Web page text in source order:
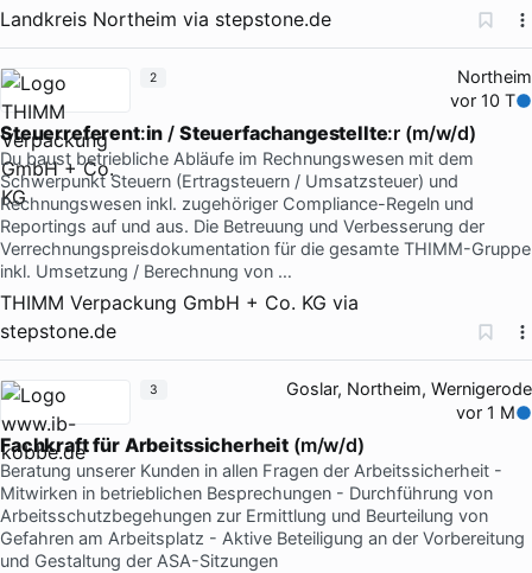
Landkreis Northeim via stepstone.de
Northeim
vor 10 T
Steuerreferent:in / Steuerfachangestellte:r (m/w/d)
Du baust betriebliche Abläufe im Rechnungswesen mit dem
Schwerpunkt Steuern (Ertragsteuern / Umsatzsteuer) und
Rechnungswesen inkl. zugehöriger Compliance-Regeln und
Reportings auf und aus. Die Betreuung und Verbesserung der
Verrechnungspreisdokumentation für die gesamte THIMM-Gruppe
inkl. Umsetzung / Berechnung von …
THIMM Verpackung GmbH + Co. KG via
stepstone.de
2
Goslar, Northeim, Wernigerode
vor 1 M
Fachkraftfür Arbeitssicherheit (m/w/d)
Beratung unserer Kunden in allen Fragen der Arbeitssicherheit -
Mitwirken in betrieblichen Besprechungen - Durchführung von
Arbeitsschutzbegehungen zur Ermittlung und Beurteilung von
Gefahren am Arbeitsplatz - Aktive Beteiligung an der Vorbereitung
und Gestaltung der ASA-Sitzungen
3